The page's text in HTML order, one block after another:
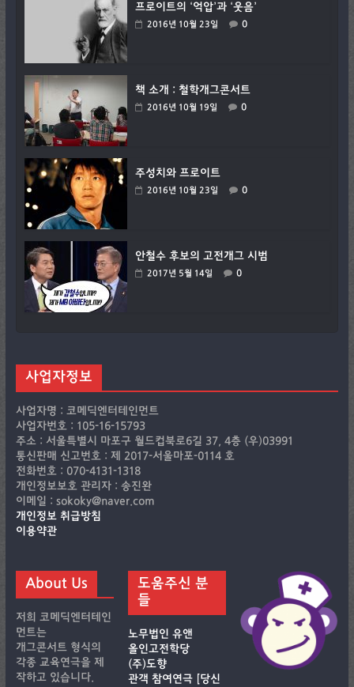
프로이트의 ‘억압’과 ‘웃음’
2016년 10월 23일 0
책 소개 : 철학개그콘서트
2016년 10월 19일 0
주성치와 프로이트
2016년 10월 23일 0
안철수 후보의 고전개그 시범
2017년 5월 14일 0
사업자정보
사업자명 : 코메딕엔터테인먼트
사업자번호 : 105-16-15793
주소 : 서울특별시 마포구 월드컵북로6길 37, 4층 (우)03991
통신판매 신고번호 : 제 2017-서울마포-0114 호
전화번호 : 070-4131-1318
개인정보보호 관리자 : 송진완
이메일 : sokoky@naver.com
개인정보 취급방침
이용약관
About Us
저희 코메딕엔터테인
먼트는
개그콘서트 형식의
각종 교육연극을 제
작하고 있습니다.
도움주신 분
들
노무법인 유앤
올인고전학당
(주)도향
관객 참여연극 [당신